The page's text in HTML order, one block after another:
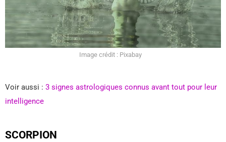
Image crédit : Pixabay
Voir aussi : 3 signes astrologiques connus avant tout pour leur
intelligence
SCORPION